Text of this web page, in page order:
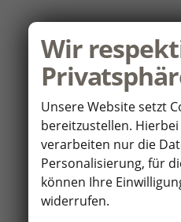
Wir
Unsere Website setzt
bereitzustellen.
verarbeiten nur die
Personalisierung, für
können Ihre
widerrufen.